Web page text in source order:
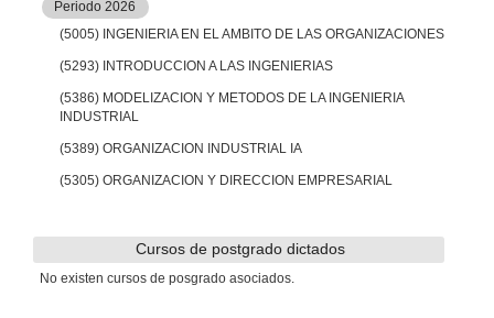
Periodo 2026
(5005) INGENIERIA EN EL AMBITO DE LAS ORGANIZACIONES
(5293) INTRODUCCION A LAS INGENIERIAS
(5386) MODELIZACION Y METODOS DE LA INGENIERIA
INDUSTRIAL
(5389) ORGANIZACION INDUSTRIAL IA
(5305) ORGANIZACION Y DIRECCION EMPRESARIAL
Cursos de postgrado dictados
No existen cursos de posgrado asociados.